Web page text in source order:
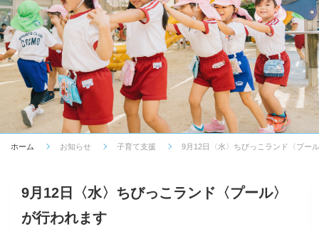
ホーム お知らせ 子育て支援 9月12日〈水〉ちびっこランド〈プー
9月12日〈水〉ちびっこランド〈プール〉
が行われます